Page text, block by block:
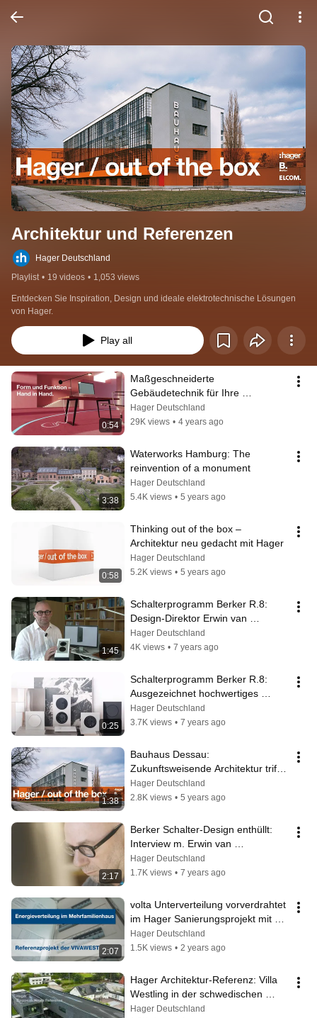
Architektur und Referenzen
Hager Deutschland
Playlist • 19 videos • 1,053 views
Entdecken Sie Inspiration, Design und ideale elektrotechnische Lösungen
von Hager.
Play all
0:54
Maßgeschneiderte
Gebäudetechnik für Ihre
Architektur-Projekte – mit  Hager.
Hager Deutschland
29K views • 4 years ago
3:38
Waterworks Hamburg: The
reinvention of a monument
Hager Deutschland
5.4K views • 5 years ago
0:58
Thinking out of the box –
Architektur neu gedacht mit Hager
Hager Deutschland
5.2K views • 5 years ago
1:45
Schalterprogramm Berker R.8:
Design-Direktor Erwin van
Handenhoven zu "weniger ist
mehr" im Design
Hager Deutschland
4K views • 7 years ago
0:25
Schalterprogramm Berker R.8:
Ausgezeichnet hochwertiges
Design für moderne Innenräume –
Werbespot
Hager Deutschland
3.7K views • 7 years ago
1:38
Bauhaus Dessau:
Zukunftsweisende Architektur trifft
auf erprobte Hager-
Gebäudetechnik
Hager Deutschland
2.8K views • 5 years ago
2:17
Berker Schalter-Design enthüllt:
Interview m. Erwin van
Handenhoven, Design-Director der
Hager Group
Hager Deutschland
1.7K views • 7 years ago
2:07
volta Unterverteilung vorverdrahtet
im Hager Sanierungsprojekt mit
dem Wohnungsunternehmen
VIVAWEST
Hager Deutschland
1.5K views • 2 years ago
Hager Architektur-Referenz: Villa
Westling in der schwedischen
Hauptstadt Stockholm
Hager Deutschland